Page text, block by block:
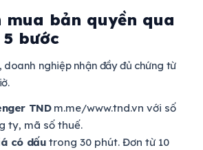
mua bản quyền qua
bước
doanh nghiệp nhận đầy đủ chứng từ
TNDm.me/www.tnd.vn với số
ty, mã số thuế.
có dấu trong 30 phút. Đơn từ 10